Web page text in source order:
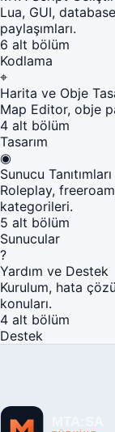
Lua, GUI,
paylaşımları.
6 alt bölüm
Kodlama
⌖
Harita ve Obje
Map Editor, obje
4 alt bölüm
Tasarım
◉
Sunucu Tanıtımları
Roleplay,
kategorileri.
5 alt bölüm
Sunucular
?
Yardım ve Destek
Kurulum, hata
konuları.
4 alt bölüm
Destek